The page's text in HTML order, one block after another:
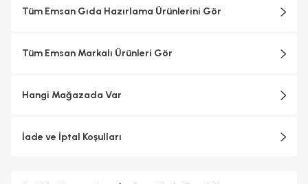
Tüm Emsan Gıda Hazırlama Ürünlerini Gör
Tüm Emsan Markalı Ürünleri Gör
Hangi Mağazada Var
İade ve İptal Koşulları